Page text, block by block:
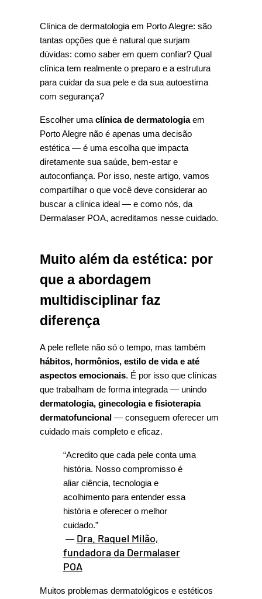
Clínica de dermatologia em Porto Alegre: são
tantas opções que é natural que surjam
dúvidas: como saber em quem confiar? Qual
clínica tem realmente o preparo e a estrutura
para cuidar da sua pele e da sua autoestima
com segurança?
Escolher uma clínica de dermatologia em
Porto Alegre não é apenas uma decisão
estética — é uma escolha que impacta
diretamente sua saúde, bem-estar e
autoconfiança. Por isso, neste artigo, vamos
compartilhar o que você deve considerar ao
buscar a clínica ideal — e como nós, da
Dermalaser POA, acreditamos nesse cuidado.
Muito além da estética: por
que a abordagem
multidisciplinar faz
diferença
hábitos, hormônios, estilo de vida e até
aspectos emocionais. É por isso que clínicas
que trabalham de forma integrada — unindo
dermatologia, ginecologia e fisioterapia
dermatofuncional — conseguem oferecer um
cuidado mais completo e eficaz.
“Acredito que cada pele conta uma
história. Nosso compromisso é
aliar ciência, tecnologia e
acolhimento para entender essa
história e oferecer o melhor
cuidado.”
— Dra. Raquel Milão,
fundadora da Dermalaser
POA
Muitos problemas dermatológicos e estéticos